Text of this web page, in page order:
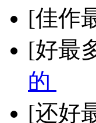
[佳作
[好最
的
[还好